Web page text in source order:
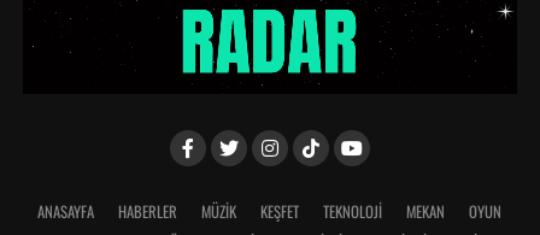
ANASAYFA HABERLER MÜZİK KEŞFET TEKNOLOJİ MEKAN
OYUN